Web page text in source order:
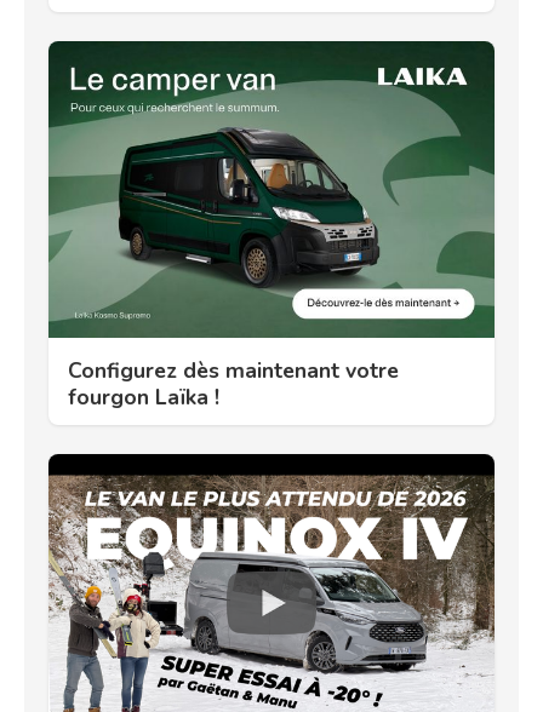
Configurez dès maintenant votre
fourgon Laïka !